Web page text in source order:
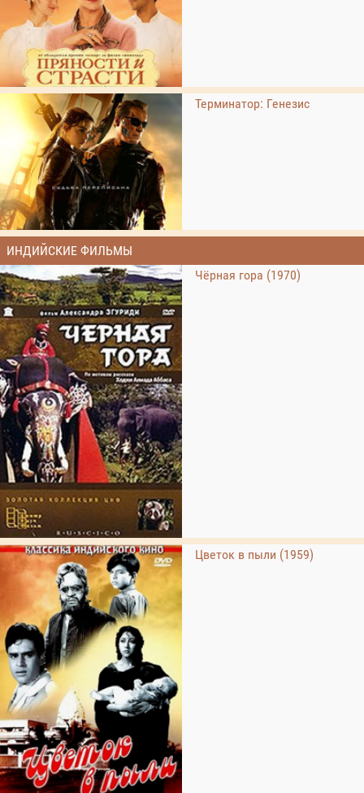
Терминатор: Генезис
ИНДИЙСКИЕ ФИЛЬМЫ
Чёрная гора (1970)
Цветок в пыли (1959)